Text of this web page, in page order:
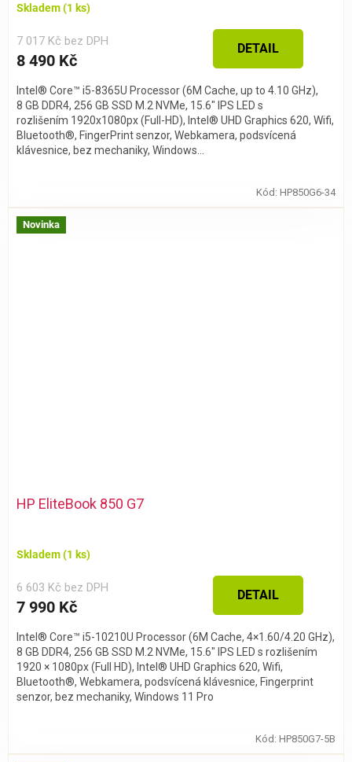
Skladem(1 ks)
7 017 Kč bez DPH
8 490 Kč
DETAIL
Intel® Core™ i5-8365U Processor (6M Cache, up to 4.10 GHz),
8 GB DDR4, 256 GB SSD M.2 NVMe, 15.6" IPS LED s
rozlišením 1920x1080px (Full-HD), Intel® UHD Graphics 620, Wifi,
Bluetooth®, FingerPrint senzor, Webkamera, podsvícená
klávesnice, bez mechaniky, Windows...
Kód: HP850G6-34
Novinka
HP EliteBook 850 G7
Skladem(1 ks)
6 603 Kč bez DPH
7 990 Kč
DETAIL
Intel® Core™ i5-10210U Processor (6M Cache, 4×1.60/4.20 GHz),
8 GB DDR4, 256 GB SSD M.2 NVMe, 15.6″ IPS LED s rozlišením
1920 × 1080px (Full HD), Intel® UHD Graphics 620, Wifi,
Bluetooth®, Webkamera, podsvícená klávesnice, Fingerprint
senzor, bez mechaniky, Windows 11 Pro
Kód: HP850G7-5B